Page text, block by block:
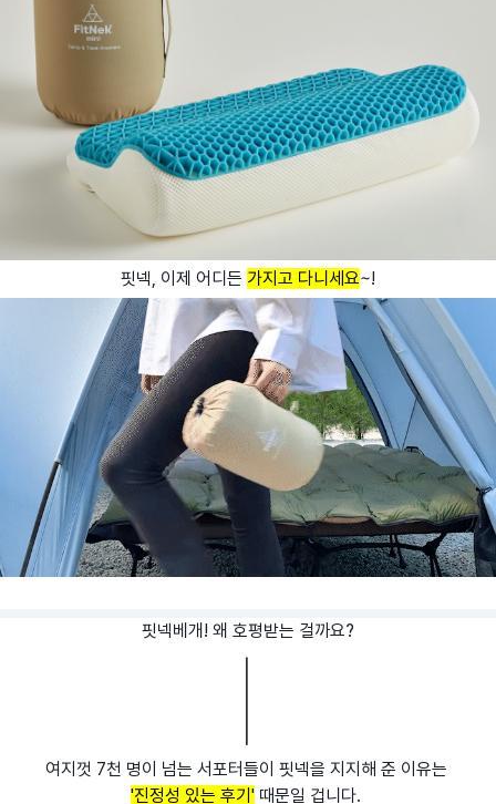
핏넥, 이제 어디든 가지고 다니세요~!
핏넥베개! 왜 호평받는 걸까요?
여지껏 7천 명이 넘는 서포터들이 핏넥을 지지해 준 이유는
'진정성 있는 후기' 때문일 겁니다.